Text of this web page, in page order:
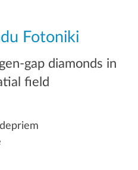
Fotoniki
gap diamonds in
field